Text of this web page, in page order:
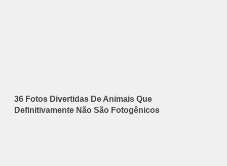
36 Fotos Divertidas De Animais Que
Definitivamente Não São Fotogênicos